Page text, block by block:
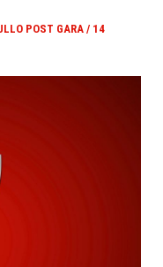
POST GARA / 14